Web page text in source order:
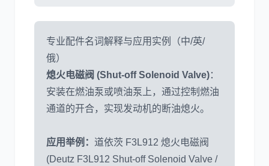
专业配件名词解释与应用实例（中/英/
俄）
熄火电磁阀 (Shut-off Solenoid Valve)：
安装在燃油泵或喷油泵上，通过控制燃油
通道的开合，实现发动机的断油熄火。
应用举例： 道依茨 F3L912 熄火电磁阀
(Deutz F3L912 Shut-off Solenoid Valve /